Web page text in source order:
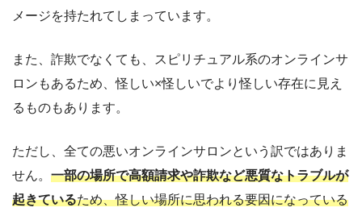
メージを持たれてしまっています。
また、詐欺でなくても、スピリチュアル系のオンラインサ
ロンもあるため、怪しい×怪しいでより怪しい存在に見え
るものもあります。
ただし、全ての悪いオンラインサロンという訳ではありま
せん。 一部の場所で高額請求や詐欺など悪質なトラブルが
起きているため、怪しい場所に思われる要因になっている